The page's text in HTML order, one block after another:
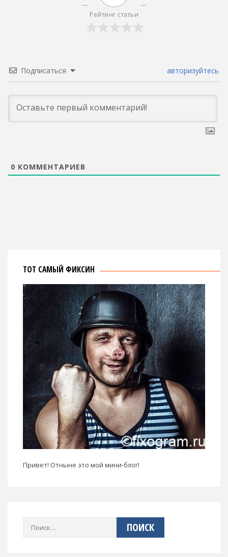
Рейтинг статьи
Подписаться авторизуйтесь
0 КОММЕНТАРИЕВ
ТОТ САМЫЙ ФИКСИН
Привет! Отныне это мой мини-блог!
Найти: